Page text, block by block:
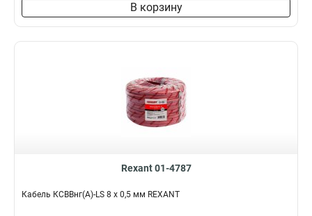
В корзину
Rexant 01-4787
Кабель КСВВнг(А)-LS 8 х 0,5 мм REXANT